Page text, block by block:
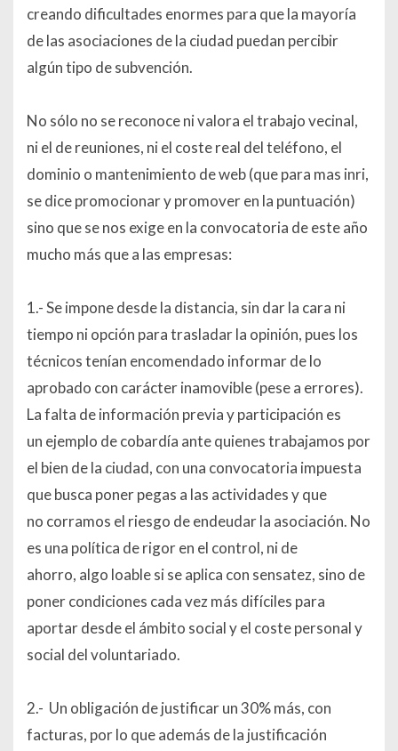
creando dificultades enormes para que la mayoría
de las asociaciones de la ciudad puedan percibir
algún tipo de subvención.
No sólo no se reconoce ni valora el trabajo vecinal,
ni el de reuniones, ni el coste real del teléfono, el
dominio o mantenimiento de web (que para mas inri,
se dice promocionar y promover en la puntuación)
sino que se nos exige en la convocatoria de este año
mucho más que a las empresas:
1.- Se impone desde la distancia, sin dar la cara ni
tiempo ni opción para trasladar la opinión, pues los
técnicos tenían encomendado informar de lo
aprobado con carácter inamovible (pese a errores).
La falta de información previa y participación es
un ejemplo de cobardía ante quienes trabajamos por
el bien de la ciudad, con una convocatoria impuesta
que busca poner pegas a las actividades y que
no corramos el riesgo de endeudar la asociación. No
es una política de rigor en el control, ni de
ahorro, algo loable si se aplica con sensatez, sino de
poner condiciones cada vez más difíciles para
aportar desde el ámbito social y el coste personal y
social del voluntariado.
2.- Un obligación de justificar un 30% más, con
facturas, por lo que además de la justificación